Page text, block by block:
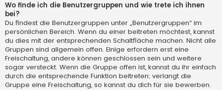
Wo finde ich die Benutzergruppen und wie trete ich ihnen
bei?
Du findest die Benutzergruppen unter „Benutzergruppen“ im
persönlichen Bereich. Wenn du einer beitreten möchtest, kannst
du dies mit der entsprechenden Schaltfläche machen. Nicht alle
Gruppen sind allgemein offen. Einige erfordern erst eine
Freischaltung, andere können geschlossen sein und weitere
sogar versteckt. Wenn die Gruppe offen ist, kannst du ihr einfach
durch die entsprechende Funktion beitreten; verlangt die
Gruppe eine Freischaltung, so kannst du dich für sie bewerben.